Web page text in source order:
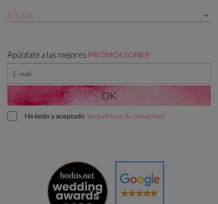
AYUDA 
Apúntate a las mejores PROMOCIONES
He leído y aceptado las políticas de privacidad